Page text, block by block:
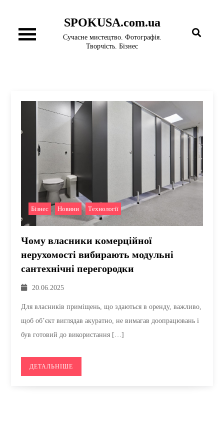
вмісту
SPOKUSA.com.ua
Сучасне мистецтво. Фотографія.
Творчість. Бізнес
Бізнес , Новини , Технології
Чому власники комерційної
нерухомості вибирають модульні
сантехнічні перегородки
20.06.2025
Для власників приміщень, що здаються в оренду, важливо,
щоб об’єкт виглядав акуратно, не вимагав доопрацювань і
був готовий до використання […]
ДЕТАЛЬНІШЕ